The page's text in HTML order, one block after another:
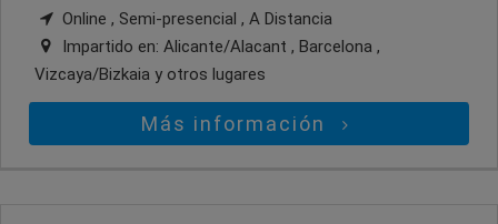
Online , Semi-presencial , A Distancia
Impartido en: Alicante/Alacant , Barcelona ,
Vizcaya/Bizkaia y otros lugares
Más información